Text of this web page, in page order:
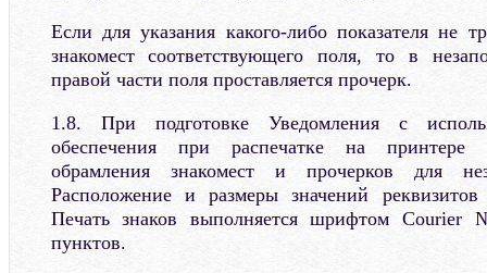
Если для указания какого-либо показателя не
знакомест соответствующего поля, то в
правой части поля проставляется прочерк.
1.8. При подготовке Уведомления с
обеспечения при распечатке на принтере
обрамления знакомест и прочерков для
Расположение и размеры значений
Печать знаков выполняется шрифтом
пунктов.